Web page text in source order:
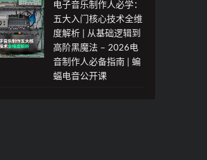
电子音乐制作人必学：
五大入门核心技术全维
度解析 | 从基础逻辑到
高阶黑魔法 – 2026电
音制作人必备指南 | 蝙
蝠电音公开课